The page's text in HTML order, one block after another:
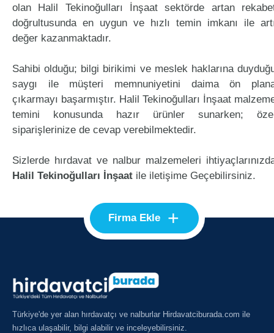
olan Halil Tekinoğulları İnşaat sektörde artan
doğrultusunda en uygun ve hızlı temin imkanı ile
değer kazanmaktadır.
Sahibi olduğu; bilgi birikimi ve meslek haklarına
saygı ile müşteri memnuniyetini daima ön
çıkarmayı başarmıştır. Halil Tekinoğulları İnşaat
temini konusunda hazır ürünler sunarken;
siparişlerinize de cevap verebilmektedir.
Sizlerde hırdavat ve nalbur malzemeleri
Halil Tekinoğulları İnşaat ile iletişime Geçebilirsiniz.
Firma Ekle +
Türkiye'de yer alan hırdavatçı ve nalburlar Hirdavatciburada.com ile
hızlıca ulaşabilir, bilgi alabilir ve inceleyebilirsiniz.